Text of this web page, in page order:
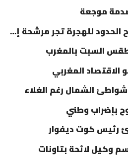
موجعة
للهجرة تجر مرشحة إلى القضاء
السبت بالمغرب
المغربي
شواطئ الشمال رغم الغلاء
بإضراب وطني
رئيس كوت ديفوار
وكيل لائحة بتاونات